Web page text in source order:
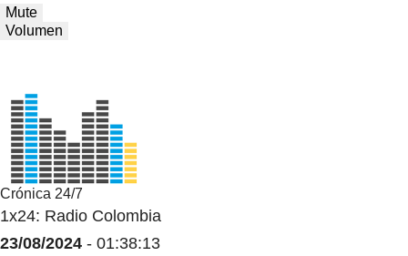
Mute
Volumen
Crónica 24/7
1x24: Radio Colombia
23/08/2024 - 01:38:13